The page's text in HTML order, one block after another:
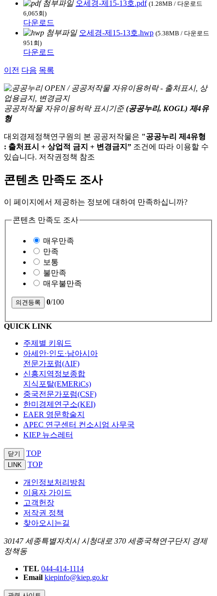
오세경-제15-13호.pdf (1.28MB / 다운로드
6,065회)
다운로드
오세경-제15-13호.hwp (5.38MB / 다운로드
951회)
다운로드
이전 다음 목록
공공저작물 자유이용허락 표시기준 (공공누리, KOGL) 제4유
형
대외경제정책연구원의 본 공공저작물은 "공공누리 제4유형
: 출처표시 + 상업적 금지 + 변경금지” 조건에 따라 이용할 수
있습니다. 저작권정책 참조
콘텐츠 만족도 조사
이 페이지에서 제공하는 정보에 대하여 만족하십니까?
콘텐츠 만족도 조사
매우만족
만족
보통
불만족
매우불만족
0/100
QUICK LINK
주제별 키워드
아세안·인도·남아시아
전문가포럼(AIF)
신흥지역정보종합
지식포탈(EMERiCs)
중국전문가포럼(CSF)
한미경제연구소(KEI)
EAER 영문학술지
APEC 연구센터 컨소시엄 사무국
KIEP 뉴스레터
닫기 TOP
LINK TOP
개인정보처리방침
이용자 가이드
고객헌장
저작권 정책
찾아오시는길
30147 세종특별자치시 시청대로 370 세종국책연구단지 경제
정책동
TEL 044-414-1114
Email kiepinfo@kiep.go.kr